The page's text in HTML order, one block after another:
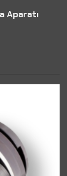
Aparatı